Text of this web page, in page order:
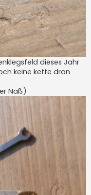
dieses Jahr
keine kette dran.
Naß)